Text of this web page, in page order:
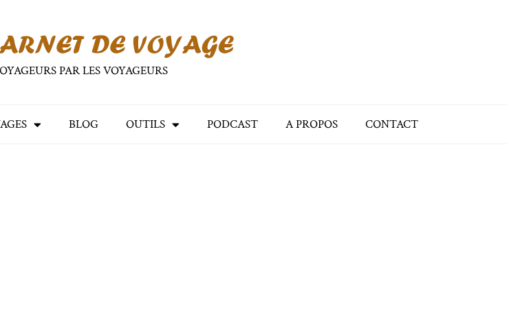
PAR LES VOYAGEURS
BLOG OUTILS PODCAST A PROPOS CONTACT